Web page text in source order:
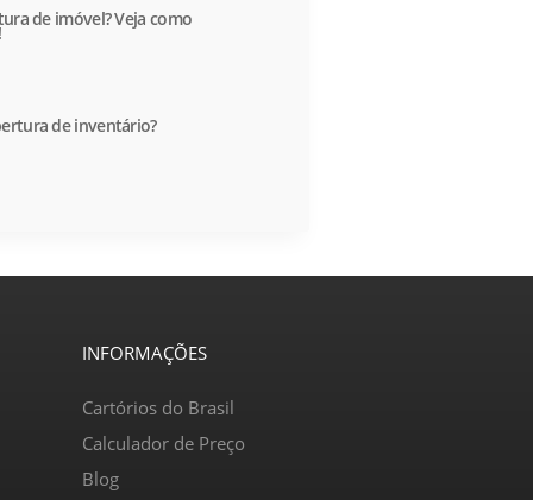
de imóvel? Veja como
de inventário?
INFORMAÇÕES
Cartórios do Brasil
Calculador de Preço
Blog